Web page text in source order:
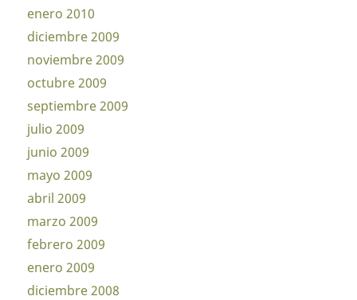
enero 2010
diciembre 2009
noviembre 2009
octubre 2009
septiembre 2009
julio 2009
junio 2009
mayo 2009
abril 2009
marzo 2009
febrero 2009
enero 2009
diciembre 2008